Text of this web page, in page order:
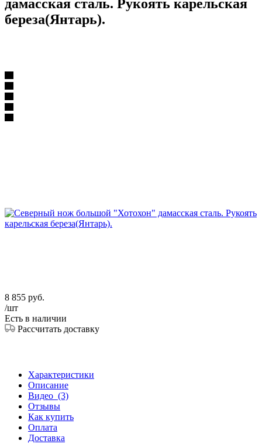
дамасская сталь. Рукоять карельская
береза(Янтарь).
8 855 руб.
/шт
Есть в наличии
Рассчитать доставку
Характеристики
Описание
Видео (3)
Отзывы
Как купить
Оплата
Доставка